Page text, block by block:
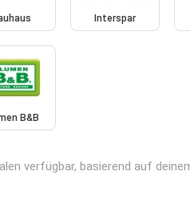
Interspar
B&B
verfügbar, basierend auf